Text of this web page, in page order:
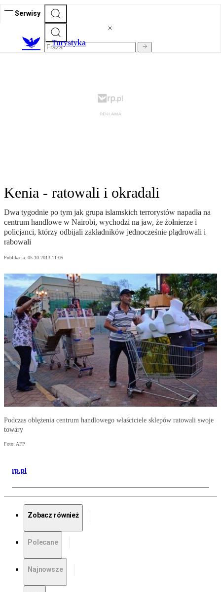
Serwisy
Turystyka
Kenia - ratowali i okradali
Dwa tygodnie po tym jak grupa islamskich terrorystów napadła na
centrum handlowe w Nairobi, wychodzi na jaw, że żołnierze i
policjanci, którzy odbijali zakładników jednocześnie plądrowali i
rabowali
Publikacja: 05.10.2013 11:05
Podczas oblężenia centrum handlowego właściciele sklepów ratowali swoje
towary
Foto: AFP
rp.pl
Zobacz również
Polecane
Najnowsze